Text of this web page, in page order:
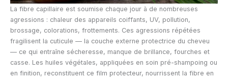
La fibre capillaire est soumise chaque jour à de nombreuses
agressions : chaleur des appareils coiffants, UV, pollution,
brossage, colorations, frottements. Ces agressions répétées
fragilisent la cuticule — la couche externe protectrice du cheveu
— ce qui entraîne sécheresse, manque de brillance, fourches et
casse. Les huiles végétales, appliquées en soin pré-shampoing ou
en finition, reconstituent ce film protecteur, nourrissent la fibre en